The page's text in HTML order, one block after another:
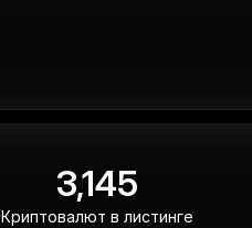
3,145
Криптовалют в листинге